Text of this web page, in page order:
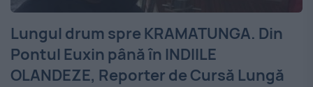
Lungul drum spre KRAMATUNGA. Din
Pontul Euxin până în INDIILE
OLANDEZE, Reporter de Cursă Lungă